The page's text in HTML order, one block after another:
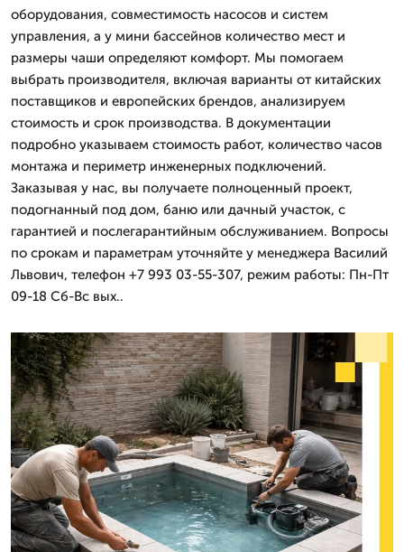
оборудования, совместимость насосов и систем
управления, а у мини бассейнов количество мест и
размеры чаши определяют комфорт. Мы помогаем
выбрать производителя, включая варианты от китайских
поставщиков и европейских брендов, анализируем
стоимость и срок производства. В документации
подробно указываем стоимость работ, количество часов
монтажа и периметр инженерных подключений.
Заказывая у нас, вы получаете полноценный проект,
подогнанный под дом, баню или дачный участок, с
гарантией и послегарантийным обслуживанием. Вопросы
по срокам и параметрам уточняйте у менеджера Василий
Львович, телефон +7 993 03-55-307, режим работы: Пн-Пт
09-18 Сб-Вс вых..